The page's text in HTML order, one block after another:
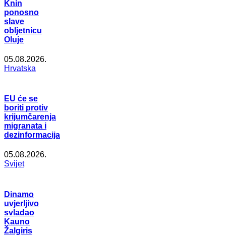
Knin
ponosno
slave
obljetnicu
Oluje
05.08.2026.
Hrvatska
EU će se
boriti protiv
krijumčarenja
migranata i
dezinformacija
05.08.2026.
Svijet
Dinamo
uvjerljivo
svladao
Kauno
Žalgiris